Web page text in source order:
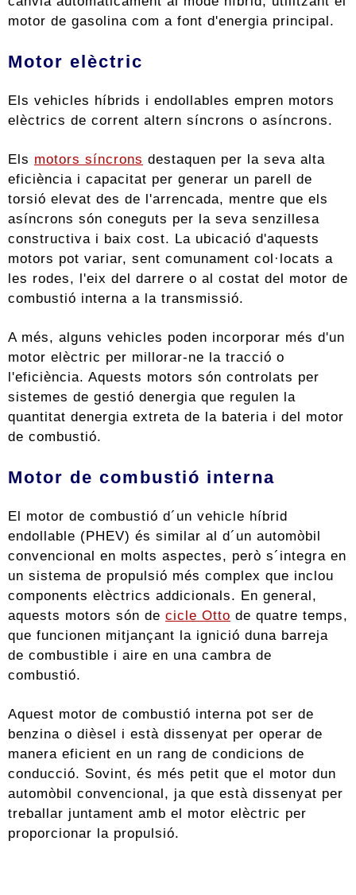
motor de gasolina com a font d'energia principal.
Motor elèctric
Els vehicles híbrids i endollables empren motors
elèctrics de corrent altern síncrons o asíncrons.
Els motors síncrons destaquen per la seva alta
eficiència i capacitat per generar un parell de
torsió elevat des de l'arrencada, mentre que els
asíncrons són coneguts per la seva senzillesa
constructiva i baix cost. La ubicació d'aquests
motors pot variar, sent comunament col·locats a
les rodes, l'eix del darrere o al costat del motor de
combustió interna a la transmissió.
A més, alguns vehicles poden incorporar més d'un
motor elèctric per millorar-ne la tracció o
l'eficiència. Aquests motors són controlats per
sistemes de gestió denergia que regulen la
quantitat denergia extreta de la bateria i del motor
de combustió.
Motor de combustió interna
El motor de combustió d´un vehicle híbrid
endollable (PHEV) és similar al d´un automòbil
convencional en molts aspectes, però s´integra en
un sistema de propulsió més complex que inclou
components elèctrics addicionals. En general,
aquests motors són de cicle Otto de quatre temps,
que funcionen mitjançant la ignició duna barreja
de combustible i aire en una cambra de
combustió.
Aquest motor de combustió interna pot ser de
benzina o dièsel i està dissenyat per operar de
manera eficient en un rang de condicions de
conducció. Sovint, és més petit que el motor dun
automòbil convencional, ja que està dissenyat per
treballar juntament amb el motor elèctric per
proporcionar la propulsió.